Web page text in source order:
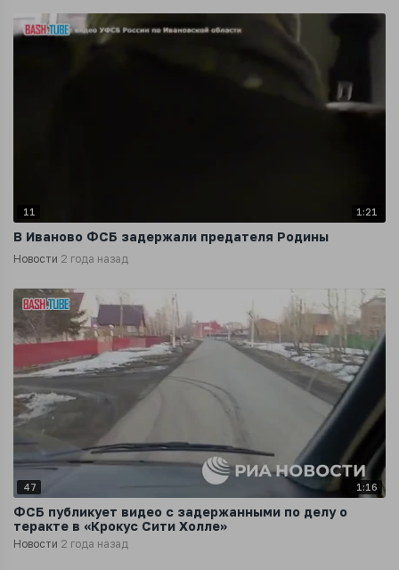
11 1:21
В Иваново ФСБ задержали предателя Родины
Новости 2 года назад
47 1:16
ФСБ публикует видео с задержанными по делу о
теракте в «Крокус Сити Холле»
Новости 2 года назад